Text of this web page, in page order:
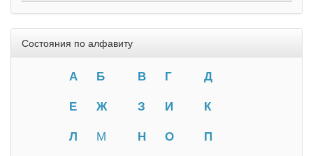
Состояния по алфавиту
А Б В Г
Д
Е
Ж З И
К
Л
М Н О
П